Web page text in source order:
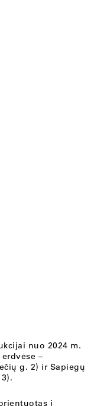
nuo 2024 m.
–
g. 2) ir Sapiegų
į